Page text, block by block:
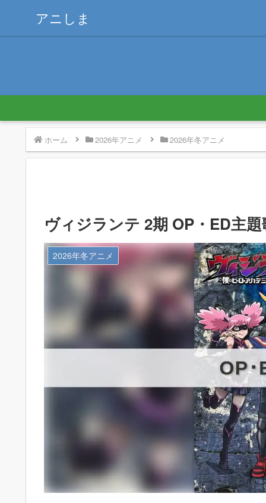
アニしま
ホーム 2026年アニメ 2026年冬アニメ
ヴィジランテ 2期 OP・ED主
2026年冬アニメ